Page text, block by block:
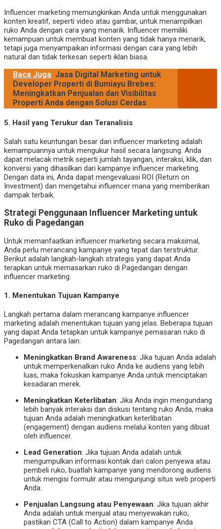
Influencer marketing memungkinkan Anda untuk menggunakan
konten kreatif, seperti video atau gambar, untuk menampilkan
ruko Anda dengan cara yang menarik. Influencer memiliki
kemampuan untuk membuat konten yang tidak hanya menarik,
tetapi juga menyampaikan informasi dengan cara yang lebih
natural dan tidak terkesan seperti iklan biasa.
Baca Juga Jasa Digital Marketing untuk
Developer Properti di Bumiayu Brebes:
Meningkatkan Penjualan dan Visibilitas
Properti Anda dengan Solusi Cerdas
5. Hasil yang Terukur dan Teranalisis
Salah satu keuntungan besar dari influencer marketing adalah
kemampuannya untuk mengukur hasil secara langsung. Anda
dapat melacak metrik seperti jumlah tayangan, interaksi, klik, dan
konversi yang dihasilkan dari kampanye influencer marketing.
Dengan data ini, Anda dapat mengevaluasi ROI (Return on
Investment) dan mengetahui influencer mana yang memberikan
dampak terbaik.
Strategi Penggunaan Influencer Marketing untuk
Ruko di Pagedangan
Untuk memanfaatkan influencer marketing secara maksimal,
Anda perlu merancang kampanye yang tepat dan terstruktur.
Berikut adalah langkah-langkah strategis yang dapat Anda
terapkan untuk memasarkan ruko di Pagedangan dengan
influencer marketing.
1. Menentukan Tujuan Kampanye
Langkah pertama dalam merancang kampanye influencer
marketing adalah menentukan tujuan yang jelas. Beberapa tujuan
yang dapat Anda tetapkan untuk kampanye pemasaran ruko di
Pagedangan antara lain:
Meningkatkan Brand Awareness: Jika tujuan Anda adalah
untuk memperkenalkan ruko Anda ke audiens yang lebih
luas, maka fokuskan kampanye Anda untuk menciptakan
kesadaran merek.
Meningkatkan Keterlibatan: Jika Anda ingin mengundang
lebih banyak interaksi dan diskusi tentang ruko Anda, maka
tujuan Anda adalah meningkatkan keterlibatan
(engagement) dengan audiens melalui konten yang dibuat
oleh influencer.
Lead Generation: Jika tujuan Anda adalah untuk
mengumpulkan informasi kontak dari calon penyewa atau
pembeli ruko, buatlah kampanye yang mendorong audiens
untuk mengisi formulir atau mengunjungi situs web properti
Anda.
Penjualan Langsung atau Penyewaan: Jika tujuan akhir
Anda adalah untuk menjual atau menyewakan ruko,
pastikan CTA (Call to Action) dalam kampanye Anda